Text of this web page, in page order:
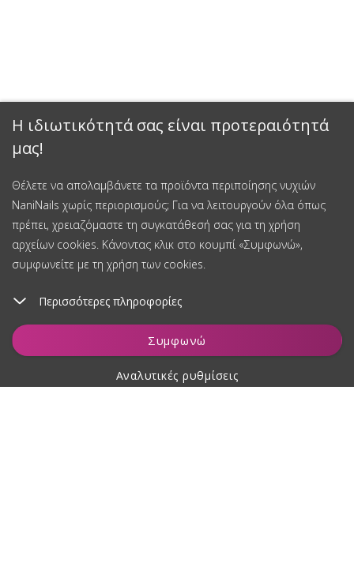
Η ιδιωτικότητά σας είναι προτεραιότητά
μας!
Θέλετε να απολαμβάνετε τα προϊόντα περιποίησης νυχιών
NaniNails χωρίς περιορισμούς; Για να λειτουργούν όλα όπως
πρέπει, χρειαζόμαστε τη συγκατάθεσή σας για τη χρήση
αρχείων cookies. Κάνοντας κλικ στο κουμπί «Συμφωνώ»,
συμφωνείτε με τη χρήση των cookies.
Περισσότερες πληροφορίες
Συμφωνώ
Αναλυτικές ρυθμίσεις